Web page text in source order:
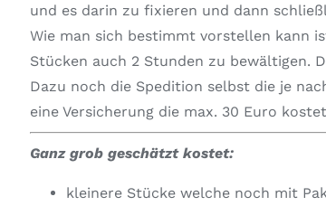
und es darin zu fixieren und dann
Wie man sich bestimmt vorstellen kann
Stücken auch 2 Stunden zu bewältigen.
Dazu noch die Spedition selbst die je
eine Versicherung die max. 30 Euro
Ganz grob geschätzt kostet:
kleinere Stücke welche noch mit